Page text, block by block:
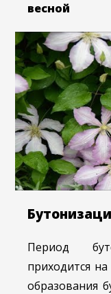
весной
Период
приходится
образования